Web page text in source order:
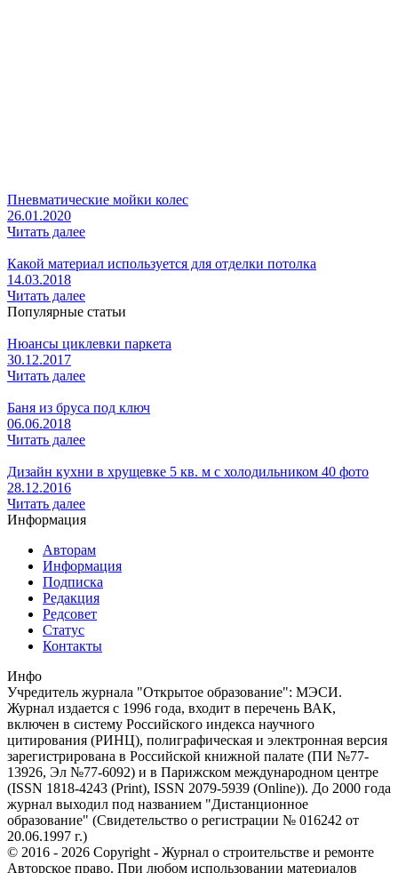
Пневматические мойки колес
26.01.2020
Читать далее
Какой материал используется для отделки потолка
14.03.2018
Читать далее
Популярные статьи
Нюансы циклевки паркета
30.12.2017
Читать далее
Баня из бруса под ключ
06.06.2018
Читать далее
Дизайн кухни в хрущевке 5 кв. м с холодильником 40 фото
28.12.2016
Читать далее
Информация
Авторам
Информация
Подписка
Редакция
Редсовет
Статус
Контакты
Инфо
Учредитель журнала "Открытое образование": МЭСИ.
Журнал издается с 1996 года, входит в перечень ВАК,
включен в систему Российского индекса научного
цитирования (РИНЦ), полиграфическая и электронная версия
зарегистрирована в Российской книжной палате (ПИ №77-
13926, Эл №77-6092) и в Парижском международном центре
(ISSN 1818-4243 (Print), ISSN 2079-5939 (Online)). До 2000 года
журнал выходил под названием "Дистанционное
образование" (Свидетельство о регистрации № 016242 от
20.06.1997 г.)
© 2016 - 2026 Copyright - Журнал о строительстве и ремонте
Авторское право. При любом использовании материалов